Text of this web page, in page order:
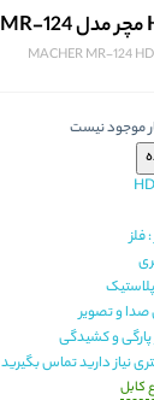
MACHER MR-124
موجود نیست
صدا و تصویر
پارگی و کشیدگی
نیاز دارید تماس بگیرید
کابل